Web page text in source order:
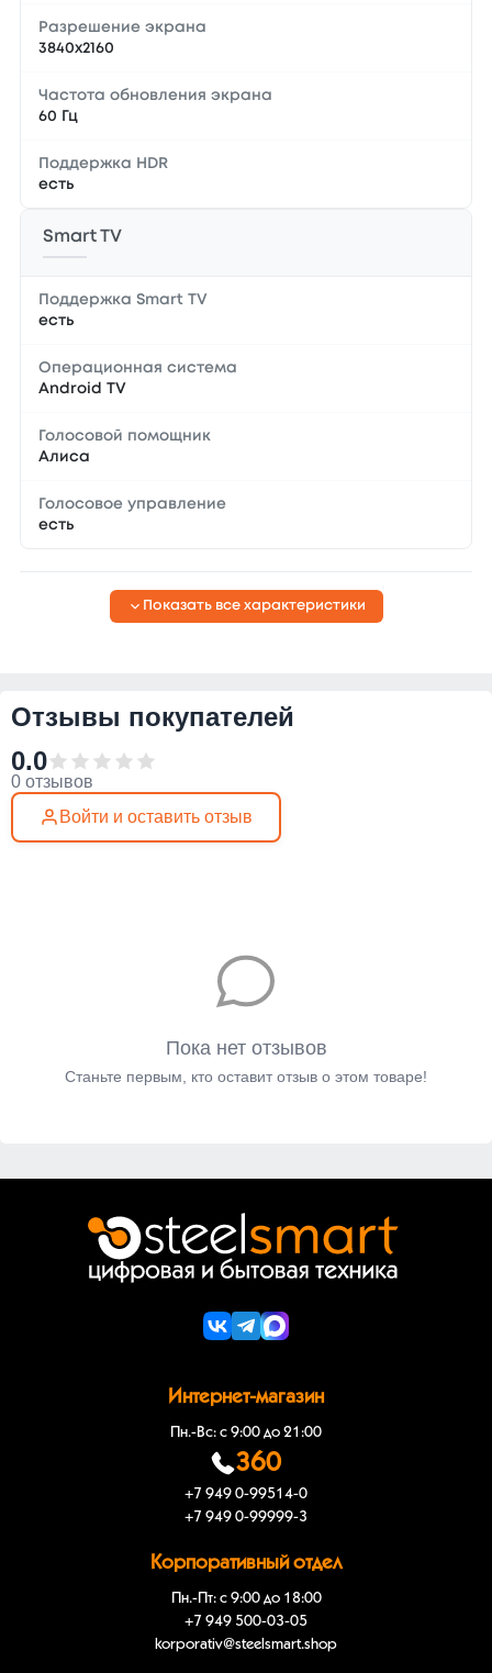
Разрешение экрана
3840x2160
Частота обновления экрана
60 Гц
Поддержка HDR
есть
Smart TV
Поддержка Smart TV
есть
Операционная система
Android TV
Голосовой помощник
Алиса
Голосовое управление
есть
Показать все характеристики
Отзывы покупателей
0.0
0 отзывов
Войти и оставить отзыв
Пока нет отзывов
Станьте первым, кто оставит отзыв о этом товаре!
Интернет-магазин
Пн.-Вс: с 9:00 до 21:00
360
+7 949 0-99514-0
+7 949 0-99999-3
Корпоративный отдел
Пн.-Пт: с 9:00 до 18:00
+7 949 500-03-05
korporativ@steelsmart.shop